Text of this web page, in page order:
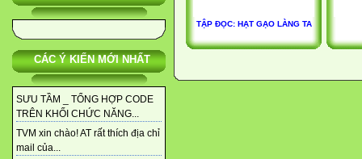
CÁC Ý KIẾN MỚI NHẤT
SƯU TẦM _ TỔNG HỢP CODE
TRÊN KHỐI CHỨC NĂNG...
TVM xin chào! AT rất thích địa chỉ
mail của...
TẬP ĐỌC: HẠT GẠO LÀNG TA